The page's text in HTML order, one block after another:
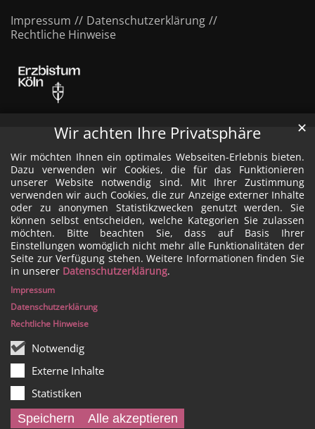
Wir achten Ihre Privatsphäre
Wir möchten Ihnen ein optimales Webseiten-Erlebnis bieten.
Dazu verwenden wir Cookies, die für das Funktionieren
unserer Website notwendig sind. Mit Ihrer Zustimmung
verwenden wir auch Cookies, die zur Anzeige externer Inhalte
oder zu anonymen Statistikzwecken genutzt werden. Sie
können selbst entscheiden, welche Kategorien Sie zulassen
möchten. Bitte beachten Sie, dass auf Basis Ihrer
Einstellungen womöglich nicht mehr alle Funktionalitäten der
Seite zur Verfügung stehen. Weitere Informationen finden Sie
in unserer Datenschutzerklärung.
Notwendig
Externe Inhalte
Statistiken
Speichern
Alle akzeptieren
✕
Impressum
Datenschutzerklärung
Rechtliche Hinweise
Impressum
Datenschutzerklärung
Rechtliche Hinweise